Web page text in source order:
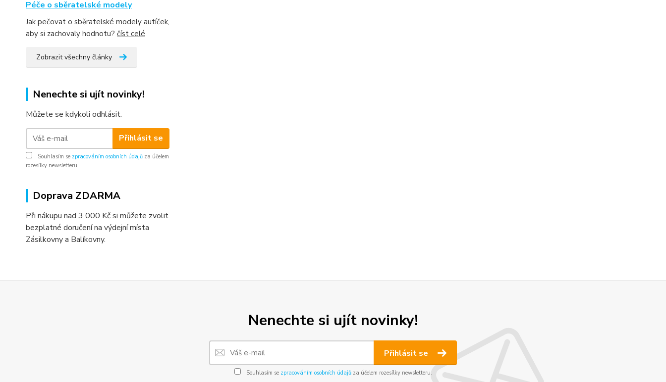
Péče o sběratelské modely
Jak pečovat o sběratelské modely autíček,
aby si zachovaly hodnotu? číst celé
Zobrazit všechny články
Nenechte si ujít novinky!
Můžete se kdykoli odhlásit.
Přihlásit se
Souhlasím se zpracováním osobních údajů za účelem
rozesílky newsletteru.
Doprava ZDARMA
Při nákupu nad 3 000 Kč si můžete zvolit
bezplatné doručení na výdejní místa
Zásilkovny a Balíkovny.
Nenechte si ujít novinky!
Přihlásit se
Souhlasím se zpracováním osobních údajůza účelem rozesílky newsletteru.